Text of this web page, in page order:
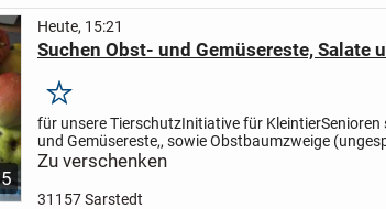
5
Heute, 15:21
Suchen Obst- und Gemüsereste, Salate
Merken
für unsere TierschutzInitiative für KleintierSenioren
und Gemüsereste,, sowie Obstbaumzweige
Birne etc., Hasel, Löwenzahn und weitere ......
Zu verschenken
31157 Sarstedt